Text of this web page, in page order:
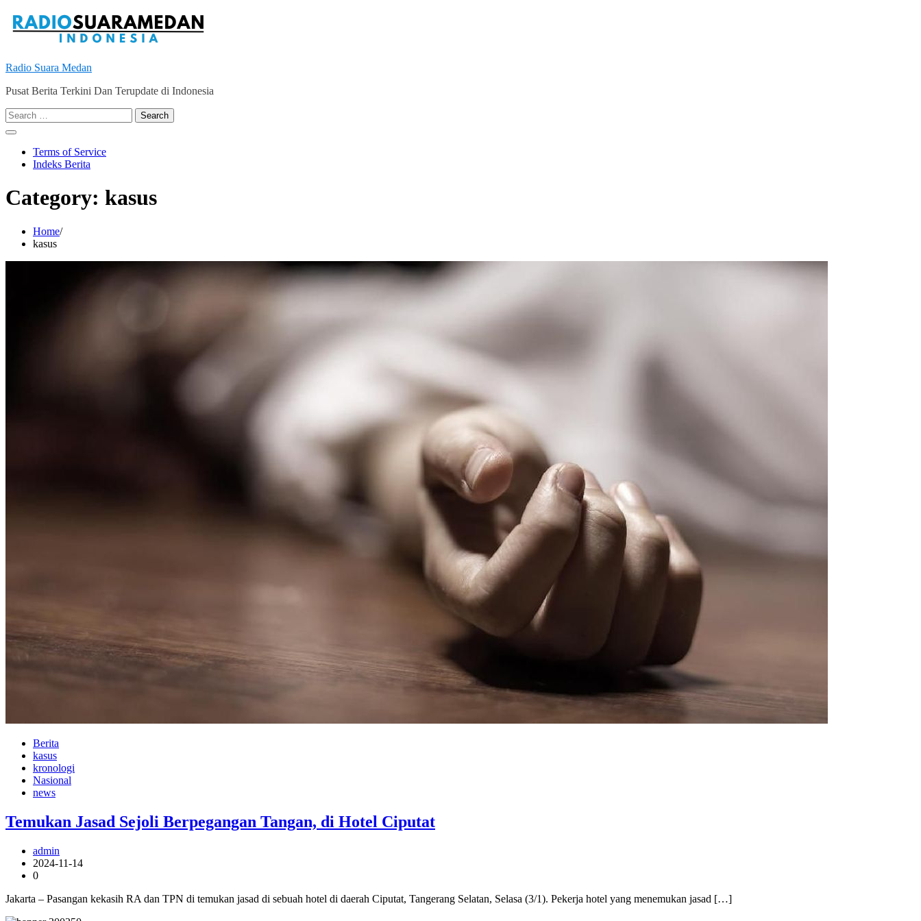
content
Radio Suara Medan
Pusat Berita Terkini Dan Terupdate di Indonesia
Search
for:
Terms of Service
Indeks Berita
Category: kasus
Home
kasus
Berita
kasus
kronologi
Nasional
news
Temukan Jasad Sejoli Berpegangan Tangan, di Hotel Ciputat
admin
2024-11-14
0
Jakarta – Pasangan kekasih RA dan TPN di temukan jasad di sebuah hotel di daerah Ciputat, Tangerang Selatan, Selasa (3/1). Pekerja hotel yang menemukan jasad […]